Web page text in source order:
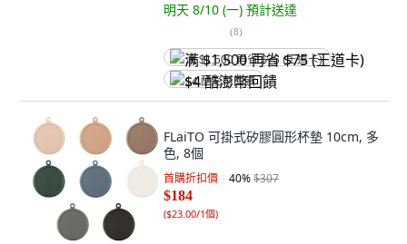
明天 8/10 (一) 預計送達
(8)
满 $1,500 再省 $75 (王道卡)
$4 酷澎幣回饋
FLaiTO 可掛式矽膠圓形杯墊 10cm, 多
色, 8個
首購折扣價 40%$307
$184
($23.00/1個)